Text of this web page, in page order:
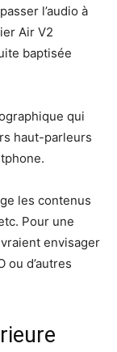
l’audio à
Air V2
baptisée
qui
haut-parleurs
les contenus
Pour une
envisager
ou d’autres